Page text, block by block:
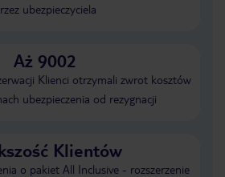
ubezpieczyciela
Aż 9002
Klienci otrzymali zwrot kosztów
ubezpieczenia od rezygnacji
Klientów
o pakiet All Inclusive - rozszerzenie